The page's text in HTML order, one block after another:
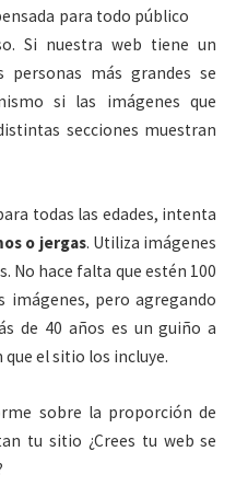
para todo público
Si nuestra web tiene un
personas más grandes se
si las imágenes que
secciones muestran
todas las edades, intenta
o jergas. Utiliza imágenes
No hace falta que estén 100
imágenes, pero agregando
de 40 años es un guiño a
el sitio los incluye.
sobre la proporción de
tu sitio ¿Crees tu web se